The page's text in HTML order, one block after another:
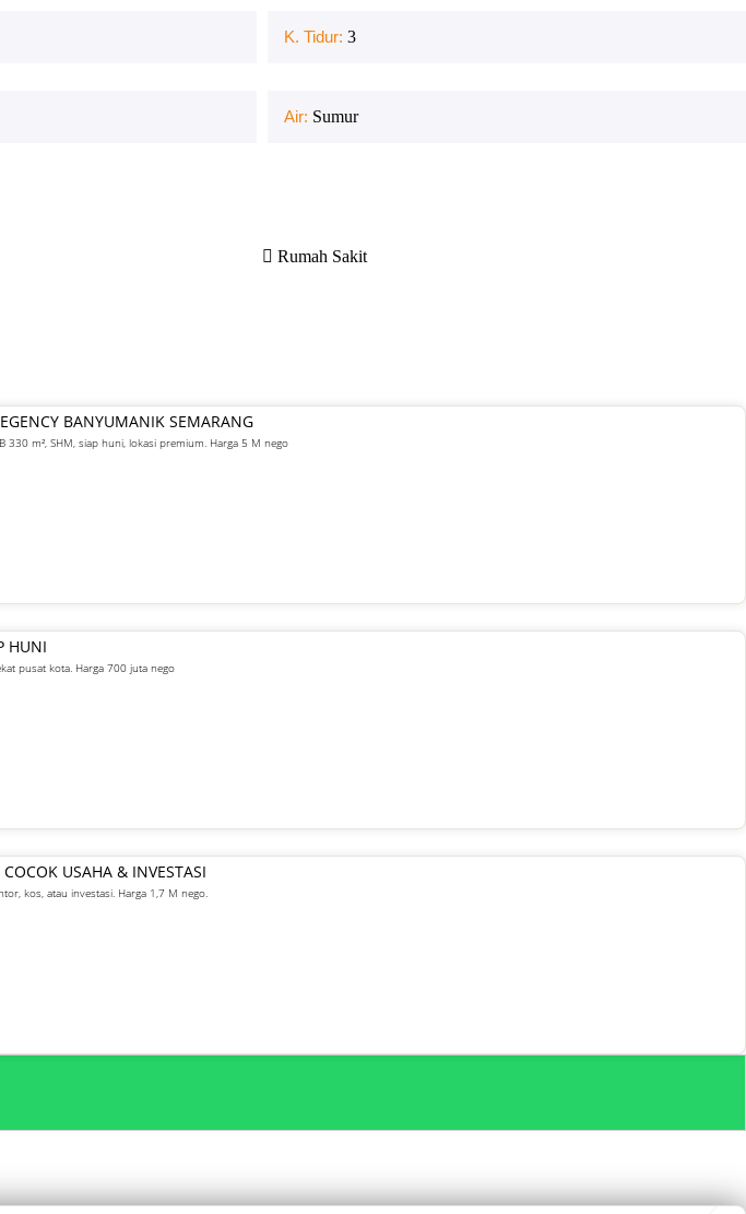
K. Tidur: 3
Air: Sumur
Rumah Sakit
BANYUMANIK SEMARANG
330 m², SHM, siap huni, lokasi premium. Harga 5 M nego
HUNI
pusat kota. Harga 700 juta nego
USAHA & INVESTASI
kos, atau investasi. Harga 1,7 M nego.